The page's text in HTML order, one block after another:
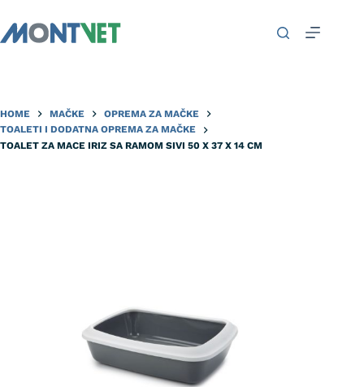
HOME MAČKE
OPREMA ZA MAČKE
TOALETI I DODATNA OPREMA ZA MAČKE
TOALET ZA MACE IRIZ SA RAMOM SIVI 50 X 37 X 14 CM